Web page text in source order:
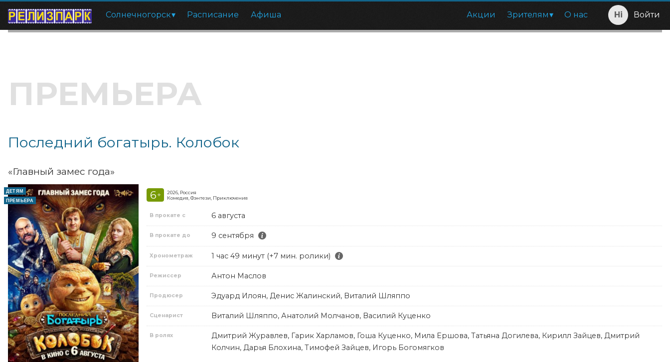
Солнечногорск Расписание Афиша Акции Зрителям О нас Войти
ПРЕМЬЕРА
Последний богатырь. Колобок
«Главный замес года»
ДЕТЯМ
ПРЕМЬЕРА
6 +
2026, Россия
Комедия, Фэнтези, Приключения
В прокате с 6 августа
В прокате до 9 сентября
Хронометраж 1 час 49 минут (+7 мин. ролики)
Режиссер Антон Маслов
Продюсер Эдуард Илоян, Денис Жалинский, Виталий Шляппо
Сценарист Виталий Шляппо, Анатолий Молчанов, Василий Куценко
В ролях
Дмитрий Журавлев, Гарик Харламов, Гоша Куценко, Мила Ершова, Татьяна Догилева, Кирилл Зайцев, Дмитрий
Колчин, Дарья Блохина, Тимофей Зайцев, Игорь Богомягков